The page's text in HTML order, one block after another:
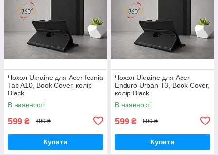
Чохол Ukraine для Acer Iconia
Tab A10, Book Cover, колір
Black
В наявності
599 ₴ 899 ₴
Купити
Чохол Ukraine для Acer
Enduro Urban T3, Book Cover,
колір Black
В наявності
599 ₴ 899 ₴
Купити